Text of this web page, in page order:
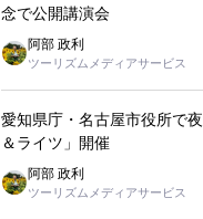
念で公開講演会
阿部 政利
ツーリズムメディアサービス
愛知県庁・名古屋市役所で
＆ライツ」開催
阿部 政利
ツーリズムメディアサービス